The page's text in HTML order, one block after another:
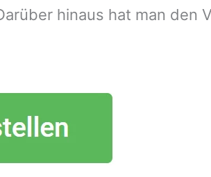
hinaus hat man den